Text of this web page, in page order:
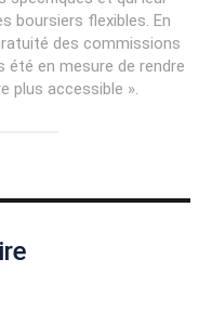
boursiers flexibles. En
des commissions
été en mesure de rendre
plus accessible ».